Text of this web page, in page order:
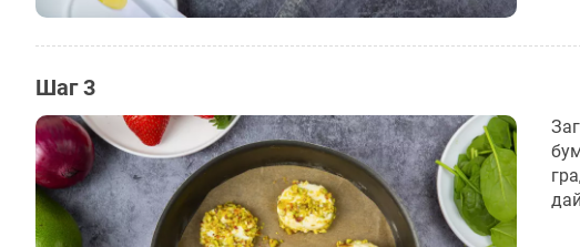
Шаг 3